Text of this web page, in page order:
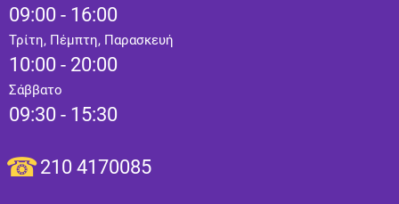
09:00 - 16:00
Τρίτη, Πέμπτη, Παρασκευή
10:00 - 20:00
Σάββατο
09:30 - 15:30
210 4170085